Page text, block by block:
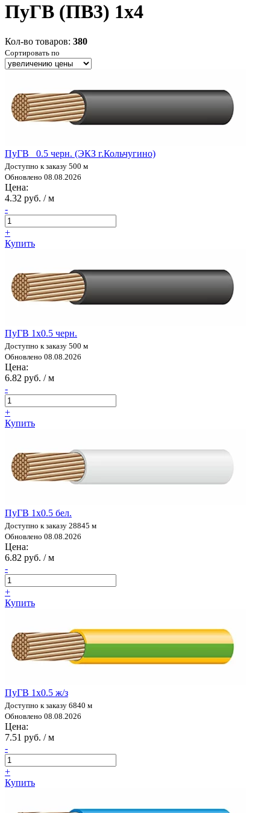
ПуГВ (ПВ3) 1x4
Кол-во товаров: 380
Сортировать по
ПуГВ 0.5 черн. (ЭКЗ г.Кольчугино)
Доступно к заказу 500 м
Обновлено 08.08.2026
Цена:
4.32 руб. / м
-
+
Купить
ПуГВ 1х0.5 черн.
Доступно к заказу 500 м
Обновлено 08.08.2026
Цена:
6.82 руб. / м
-
+
Купить
ПуГВ 1х0.5 бел.
Доступно к заказу 28845 м
Обновлено 08.08.2026
Цена:
6.82 руб. / м
-
+
Купить
ПуГВ 1х0.5 ж/з
Доступно к заказу 6840 м
Обновлено 08.08.2026
Цена:
7.51 руб. / м
-
+
Купить